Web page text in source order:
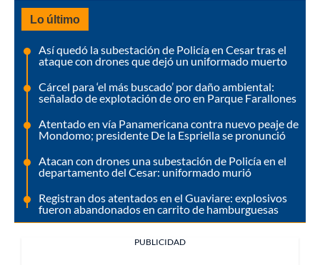
Lo último
Así quedó la subestación de Policía en Cesar tras el
ataque con drones que dejó un uniformado muerto
Cárcel para ‘el más buscado’ por daño ambiental:
señalado de explotación de oro en Parque Farallones
Atentado en vía Panamericana contra nuevo peaje de
Mondomo; presidente De la Espriella se pronunció
Atacan con drones una subestación de Policía en el
departamento del Cesar: uniformado murió
Registran dos atentados en el Guaviare: explosivos
fueron abandonados en carrito de hamburguesas
PUBLICIDAD